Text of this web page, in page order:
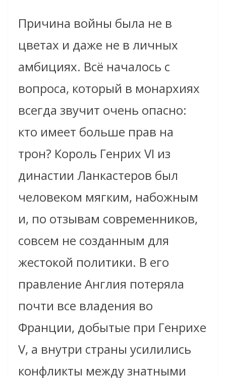
Причина войны была не в
цветах и даже не в личных
амбициях. Всё началось с
вопроса, который в монархиях
всегда звучит очень опасно:
кто имеет больше прав на
трон? Король Генрих VI из
династии Ланкастеров был
человеком мягким, набожным
и, по отзывам современников,
совсем не созданным для
жестокой политики. В его
правление Англия потеряла
почти все владения во
Франции, добытые при Генрихе
V, а внутри страны усилились
конфликты между знатными